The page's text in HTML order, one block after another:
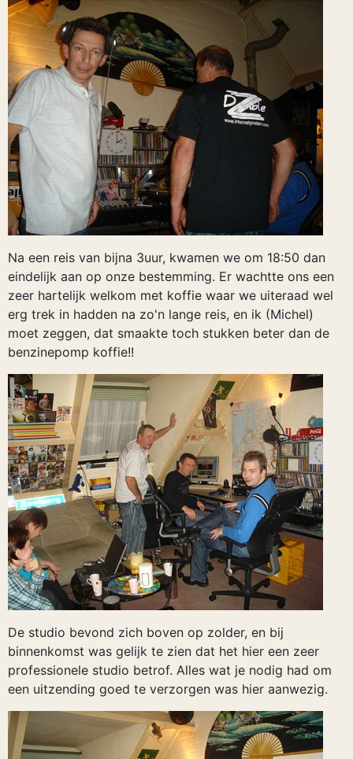
Na een reis van bijna 3uur, kwamen we om 18:50 dan
eindelijk aan op onze bestemming. Er wachtte ons een
zeer hartelijk welkom met koffie waar we uiteraad wel
erg trek in hadden na zo'n lange reis, en ik (Michel)
moet zeggen, dat smaakte toch stukken beter dan de
benzinepomp koffie!!
De studio bevond zich boven op zolder, en bij
binnenkomst was gelijk te zien dat het hier een zeer
professionele studio betrof. Alles wat je nodig had om
een uitzending goed te verzorgen was hier aanwezig.